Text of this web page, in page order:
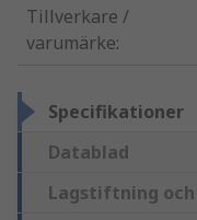
Tillverkare /
varumärke:
Specifikationer
Datablad
Lagstiftning